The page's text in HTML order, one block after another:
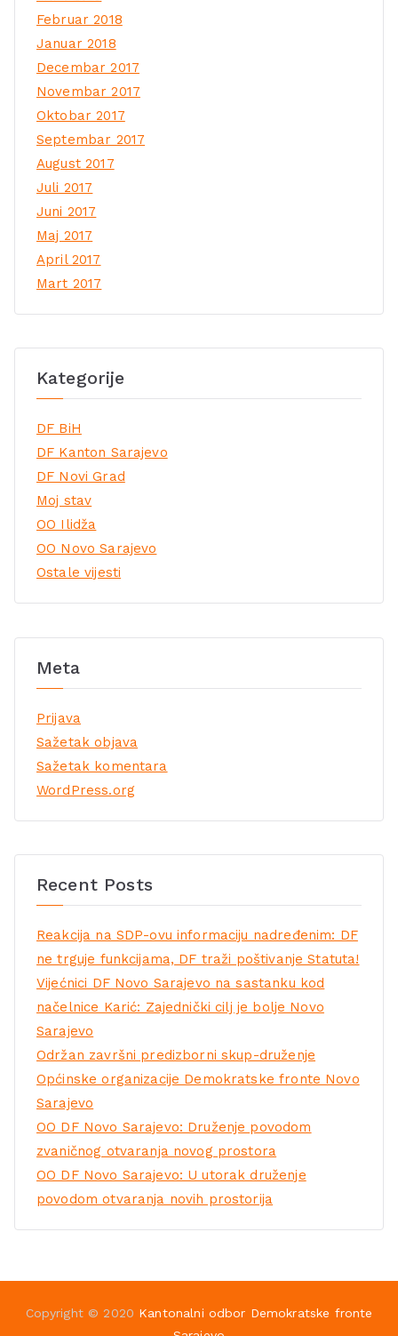
Februar 2018
Januar 2018
Decembar 2017
Novembar 2017
Oktobar 2017
Septembar 2017
August 2017
Juli 2017
Juni 2017
Maj 2017
April 2017
Mart 2017
Kategorije
DF BiH
DF Kanton Sarajevo
DF Novi Grad
Moj stav
OO Ilidža
OO Novo Sarajevo
Ostale vijesti
Meta
Prijava
Sažetak objava
Sažetak komentara
WordPress.org
Recent Posts
Reakcija na SDP-ovu informaciju nadređenim: DF
ne trguje funkcijama, DF traži poštivanje Statuta!
Vijećnici DF Novo Sarajevo na sastanku kod
načelnice Karić: Zajednički cilj je bolje Novo
Sarajevo
Održan završni predizborni skup-druženje
Općinske organizacije Demokratske fronte Novo
Sarajevo
OO DF Novo Sarajevo: Druženje povodom
zvaničnog otvaranja novog prostora
OO DF Novo Sarajevo: U utorak druženje
povodom otvaranja novih prostorija
Copyright © 2020 Kantonalni odbor Demokratske fronte